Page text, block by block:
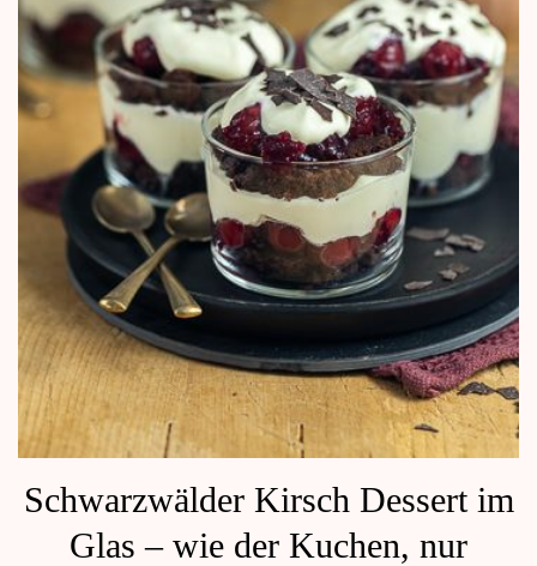
Schwarzwälder Kirsch Dessert im
Glas – wie der Kuchen, nur